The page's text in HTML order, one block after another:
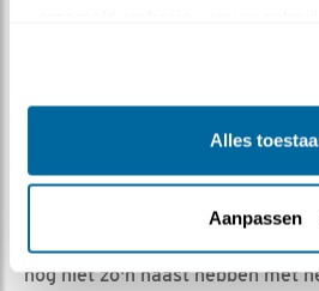
Alles
Aanpassen
Momentjes samen
MW | Geplaatst op 6 juni 2026,
We kunnen nog even lekker
nog niet zo'n haast hebben met